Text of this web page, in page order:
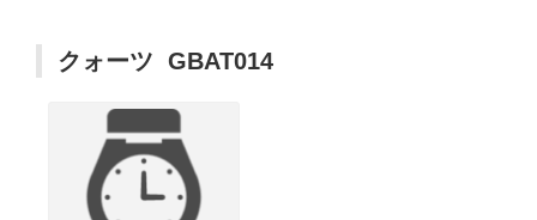
クォーツ GBAT014